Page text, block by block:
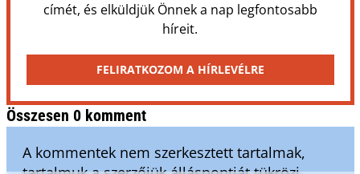
címét, és elküldjük Önnek a nap legfontosabb
híreit.
FELIRATKOZOM A HÍRLEVÉLRE
Összesen 0 komment
A kommentek nem szerkesztett tartalmak,